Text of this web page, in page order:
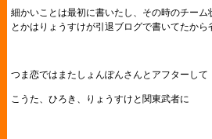
細かいことは最初に書いたし、その時のチー
とかはりょうすけが引退ブログで書いてたから
つま恋ではまたしょんぽんさんとアフターして
こうた、ひろき、りょうすけと関東武者に